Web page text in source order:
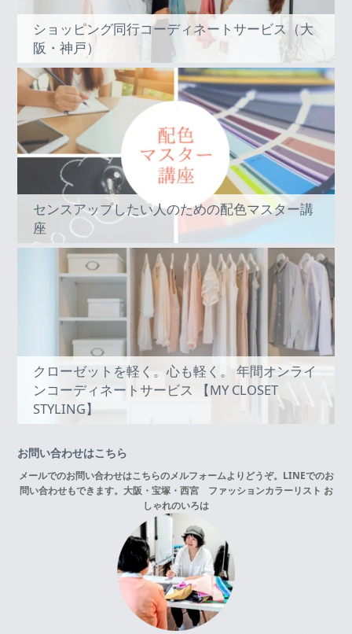
ショッピング同行コーディネートサービス（大
阪・神戸）
センスアップしたい人のための配色マスター講
座
クローゼットを軽く。心も軽く。 年間オンライ
ンコーディネートサービス 【MY CLOSET
STYLING】
お問い合わせはこちら
メールでのお問い合わせはこちらのメルフォームよりどうぞ。LINEでのお
問い合わせもできます。 大阪・宝塚・西宮 ファッションカラーリスト お
しゃれのいろは